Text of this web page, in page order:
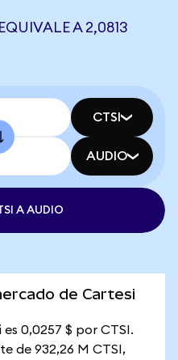
A 2,0813
CTSI
AUDIO
A AUDIO
de Cartesi
0,0257 $ por CTSI.
de 932,26 M CTSI,